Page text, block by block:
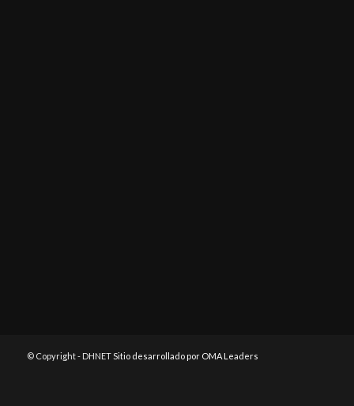
© Copyright - DHNETSitio desarrollado por OMA Leaders